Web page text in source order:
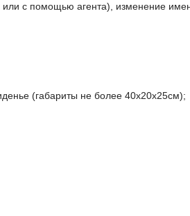
или с помощью агента), изменение
(габариты не более 40x20x25см);